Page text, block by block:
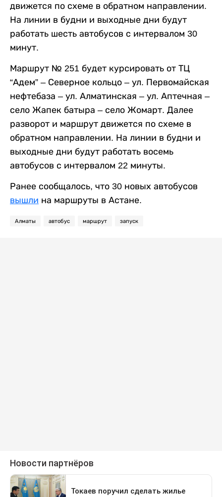
движется по схеме в обратном направлении.
На линии в будни и выходные дни будут
работать шесть автобусов с интервалом 30
минут.
Маршрут № 251 будет курсировать от ТЦ
“Адем” – Северное кольцо – ул. Первомайская
нефтебаза – ул. Алматинская – ул. Аптечная –
село Жапек батыра – село Жомарт. Далее
разворот и маршрут движется по схеме в
обратном направлении. На линии в будни и
выходные дни будут работать восемь
автобусов с интервалом 22 минуты.
Ранее сообщалось, что 30 новых автобусов
вышли на маршруты в Астане.
Алматы автобус маршрут запуск